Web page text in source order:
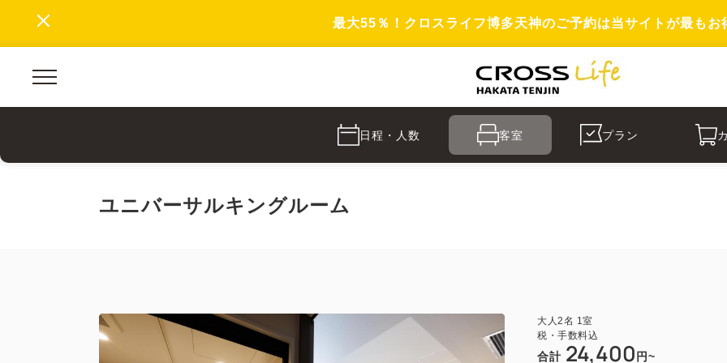
最大55％！クロスライフ博多天神のご予約は当サイトが最もお
日程・人数 客室 プラン
ユニバーサルキングルーム
大人2名 1室
税・手数料込
合計 24,400 円~